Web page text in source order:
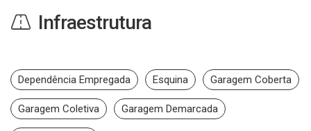
Infraestrutura
Dependência Empregada Esquina Garagem Coberta
Garagem Coletiva Garagem Demarcada